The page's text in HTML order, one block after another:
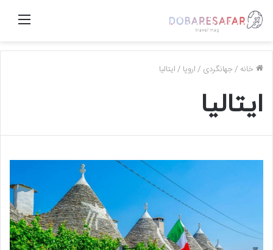
منو
خانه /جهانگردی /اروپا /ایتالیا
ایتالیا